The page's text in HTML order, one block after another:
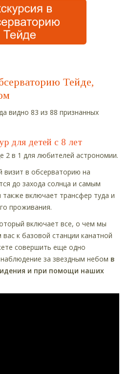
Тейде,
видно 83 из 88 признанных
для детей с 8 лет
2 в 1 для любителей астрономии.
визит в обсерваторию на
до захода солнца и самым
включает трансфер туда и
проживания.
включает все, о чем мы
к базовой станции канатной
совершить еще одно
за звездным небом в
и при помощи наших